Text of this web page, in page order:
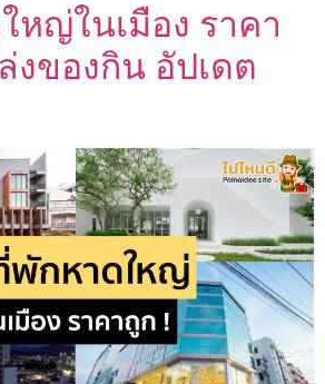
หญ่ในเมือง ราคา
งของกิน อัปเดต